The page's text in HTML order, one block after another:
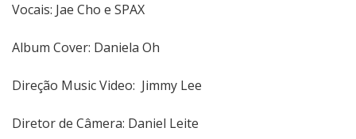
Vocais: Jae Cho e SPAX
Album Cover: Daniela Oh
Direção Music Video: Jimmy Lee
Diretor de Câmera: Daniel Leite